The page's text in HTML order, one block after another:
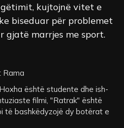
kujtojnë vitet e
biseduar për problemet
gjatë marrjes me sport.
Rama
është studente dhe ish-
filmi, "Ratrak" është
të bashkëdyzojë dy botërat e